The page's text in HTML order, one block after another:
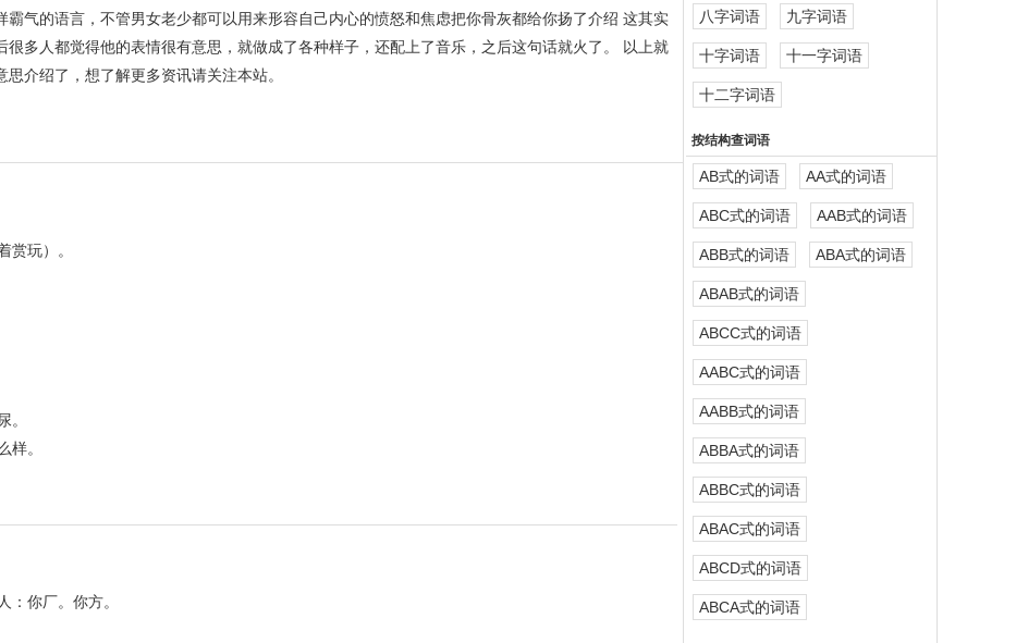
气的语言，不管男女老少都可以用来形容自己内心的愤怒和焦虑把你骨灰都给你扬了介绍 这其实
多人都觉得他的表情很有意思，就做成了各种样子，还配上了音乐，之后这句话就火了。 以上就
介绍了，想了解更多资讯请关注本站。
赏玩）。
。
样。
：你厂。你方。
八字词语 九字词语
十字词语 十一字词语
十二字词语
按结构查词语
AB式的词语 AA式的词语
ABC式的词语 AAB式的词语
ABB式的词语 ABA式的词语
ABAB式的词语
ABCC式的词语
AABC式的词语
AABB式的词语
ABBA式的词语
ABBC式的词语
ABAC式的词语
ABCD式的词语
ABCA式的词语